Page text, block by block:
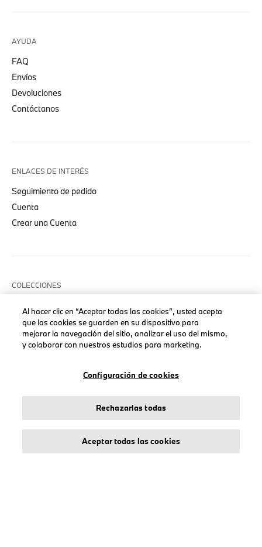
AYUDA
FAQ
Envíos
Devoluciones
Contáctanos
ENLACES DE INTERÉS
Seguimiento de pedido
Cuenta
Crear una Cuenta
COLECCIONES
Mujeres
Accesorios
BMW
Al hacer clic en “Aceptar todas las cookies”, usted acepta
que las cookies se guarden en su dispositivo para
mejorar la navegación del sitio, analizar el uso del mismo,
y colaborar con nuestros estudios para marketing.
Configuración de cookies
Rechazarlas todas
Aceptar todas las cookies